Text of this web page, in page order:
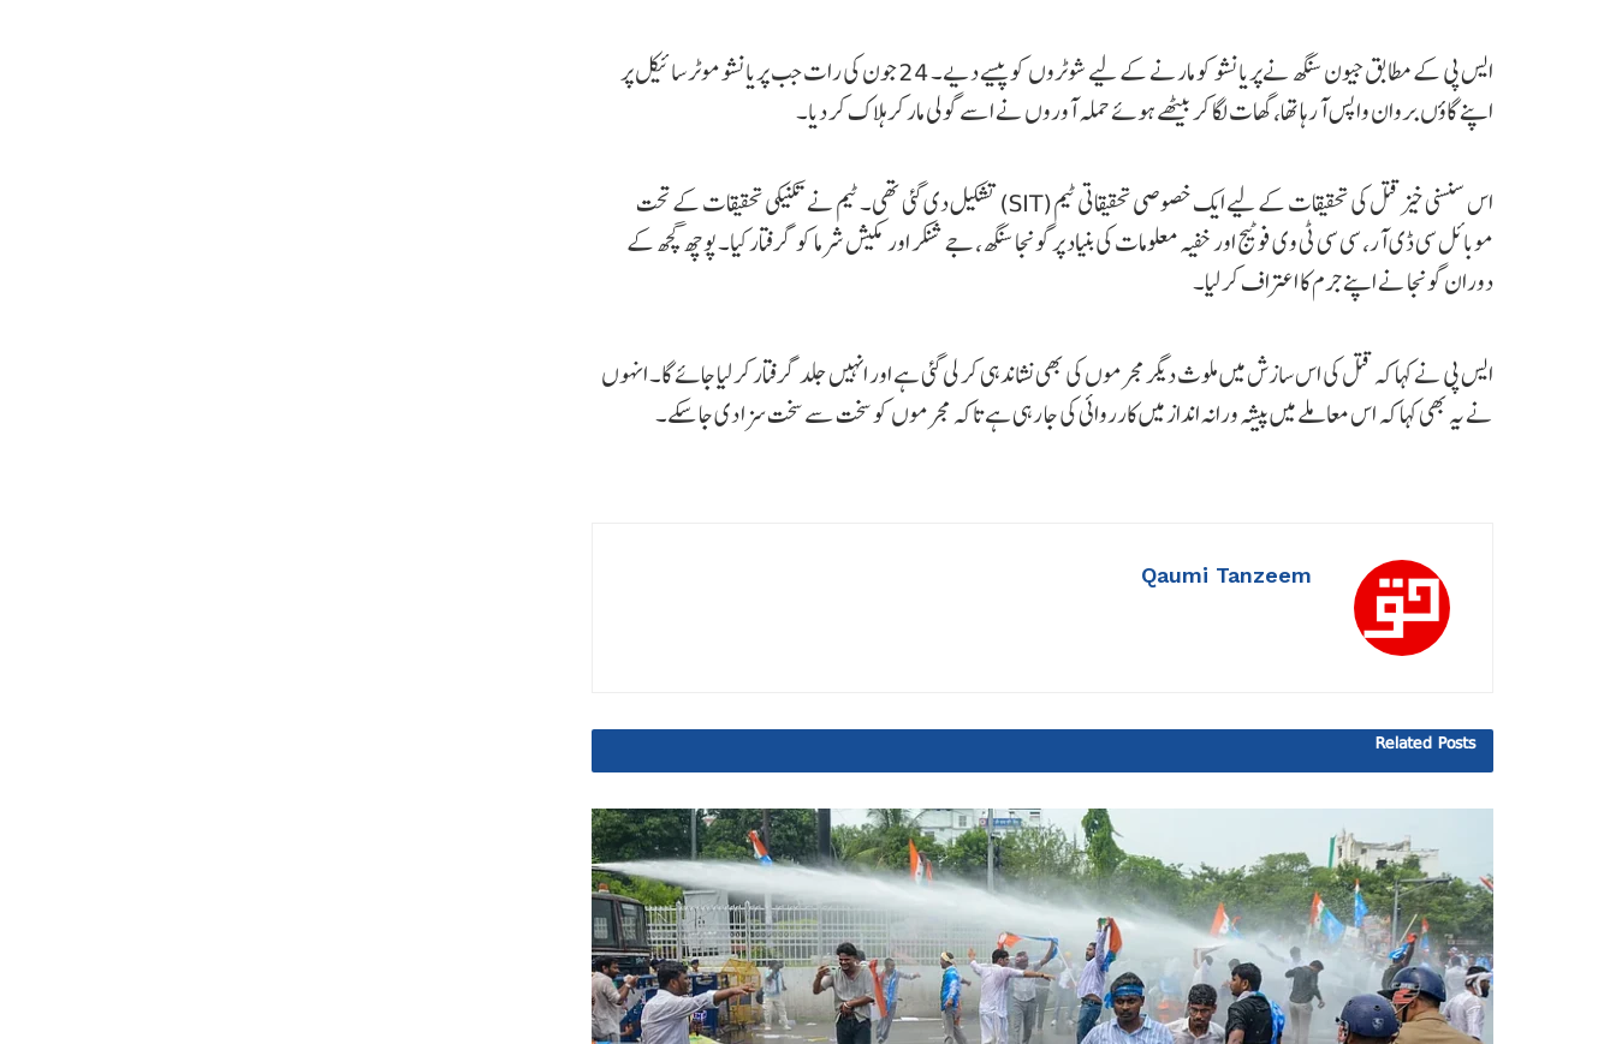
ایس پی کے مطابق جیون سنگھ نےپریانشو کو مارنے کے لیے شوٹروں کو پیسے دیے۔ 24 جون کی رات جب پریانشو موٹر سائیکل پر
اپنے گاؤں بروان واپس آ رہا تھا، گھات لگا کر بیٹھے ہوئے حملہ آوروں نے اسے گولی مار کر ہلاک کر دیا۔
اس سنسنی خیز قتل کی تحقیقات کے لیے ایک خصوصی تحقیقاتی ٹیم (SIT) تشکیل دی گئی تھی۔ ٹیم نے تکنیکی تحقیقات کے تحت
موبائل سی ڈی آر، سی سی ٹی وی فوٹیج اور خفیہ معلومات کی بنیاد پر گونجا سنگھ، جے شنکر اور مکیش شرما کو گرفتار کیا۔ پوچھ گچھ کے
دوران گونجا نے اپنے جرم کا اعتراف کر لیا۔
ایس پی نے کہا کہ قتل کی اس سازش میں ملوث دیگر مجرموں کی بھی نشاندہی کر لی گئی ہے اور انہیں جلد گرفتار کر لیا جائے گا۔ انہوں
نے یہ بھی کہا کہ اس معاملے میں پیشہ ورانہ انداز میں کارروائی کی جا رہی ہے تاکہ مجرموں کو سخت سے سخت سزا دی جا سکے۔
Qaumi Tanzeem
Related Posts